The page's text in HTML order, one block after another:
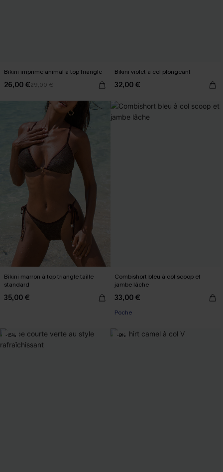
Bikini imprimé animal à top triangle
26,00 €29,00 €
Bikini violet à col plongeant
32,00 €
Bikini marron à top triangle taille
standard
35,00 €
Combishort bleu à col scoop et
jambe lâche
33,00 €
Poche
-15% -8%